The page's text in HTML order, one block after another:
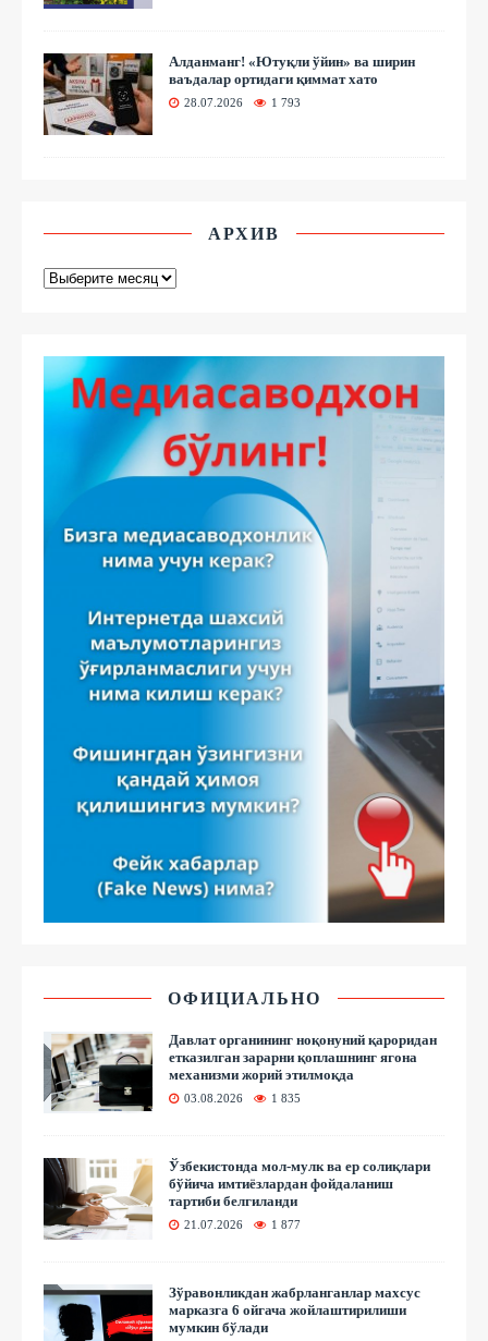
Алданманг! «Ютуқли ўйин» ва ширин
ваъдалар ортидаги қиммат хато
28.07.2026 1 793
АРХИВ
ОФИЦИАЛЬНО
Давлат органининг ноқонуний қароридан
етказилган зарарни қоплашнинг ягона
механизми жорий этилмоқда
03.08.2026 1 835
Ўзбекистонда мол-мулк ва ер солиқлари
бўйича имтиёзлардан фойдаланиш
тартиби белгиланди
21.07.2026 1 877
Зўравонликдан жабрланганлар махсус
марказга 6 ойгача жойлаштирилиши
мумкин бўлади